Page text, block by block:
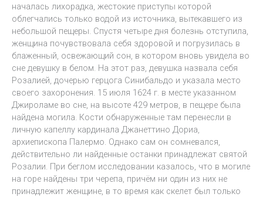
началась лихорадка, жестокие приступы которой
облегчались только водой из источника, вытекавшего из
небольшой пещеры. Спустя четыре дня болезнь отступила,
женщина почувствовала себя здоровой и погрузилась в
блаженный, освежающий сон, в котором вновь увидела во
сне девушку в белом. На этот раз, девушка назвала себя
Розалией, дочерью герцога Синибальдо и указала место
своего захоронения. 15 июля 1624 г. в месте указанном
Джироламе во сне, на высоте 429 метров, в пещере была
найдена могила. Кости обнаруженные там перенесли в
личную капеллу кардинала Джанеттино Дориа,
архиепископа Палермо. Однако сам он сомневался,
действительно ли найденные останки принадлежат святой
Розалии. При беглом исследовании казалось, что в могиле
на горе найдены три черепа, причём ни один из них не
принадлежит женщине, в то время как скелет был только